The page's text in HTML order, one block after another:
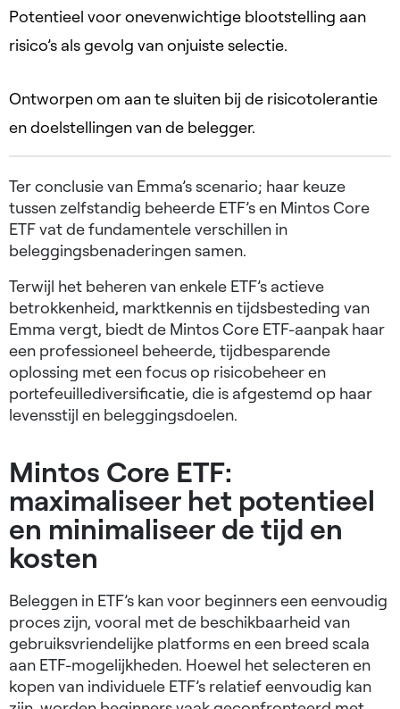
Potentieel voor onevenwichtige blootstelling aan
risico’s als gevolg van onjuiste selectie.
Ontworpen om aan te sluiten bij de risicotolerantie
en doelstellingen van de belegger.
Ter conclusie van Emma’s scenario; haar keuze
tussen zelfstandig beheerde ETF’s en Mintos Core
ETF vat de fundamentele verschillen in
beleggingsbenaderingen samen.
Terwijl het beheren van enkele ETF’s actieve
betrokkenheid, marktkennis en tijdsbesteding van
Emma vergt, biedt de Mintos Core ETF-aanpak haar
een professioneel beheerde, tijdbesparende
oplossing met een focus op risicobeheer en
portefeuillediversificatie, die is afgestemd op haar
levensstijl en beleggingsdoelen.
Mintos Core ETF:
maximaliseer het potentieel
en minimaliseer de tijd en
kosten
Beleggen in ETF’s kan voor beginners een eenvoudig
proces zijn, vooral met de beschikbaarheid van
gebruiksvriendelijke platforms en een breed scala
aan ETF-mogelijkheden. Hoewel het selecteren en
kopen van individuele ETF’s relatief eenvoudig kan